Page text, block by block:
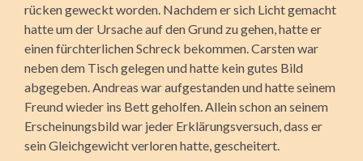
rücken geweckt worden. Nachdem er sich Licht gemacht
hatte um der Ursache auf den Grund zu gehen, hatte er
einen fürchterlichen Schreck bekommen. Carsten war
neben dem Tisch gelegen und hatte kein gutes Bild
abgegeben. Andreas war aufgestanden und hatte seinem
Freund wieder ins Bett geholfen. Allein schon an seinem
Erscheinungsbild war jeder Erklärungsversuch, dass er
sein Gleichgewicht verloren hatte, gescheitert.